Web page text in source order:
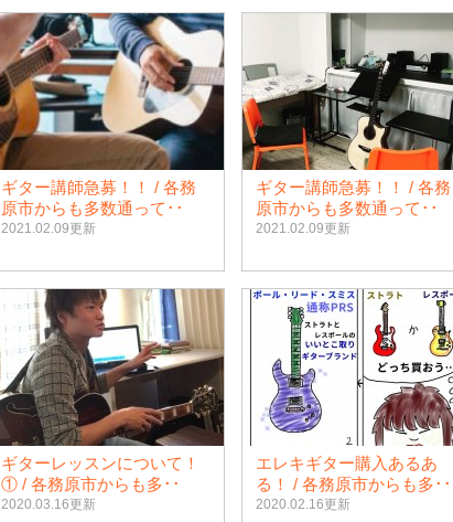
ギター講師急募！！ / 各務
原市からも多数通って･･
2021.02.09更新
ギター講師急募！！ / 各務
原市からも多数通って･･
2021.02.09更新
ギターレッスンについて！
① / 各務原市からも多･･
2020.03.16更新
エレキギター購入あるあ
る！ / 各務原市からも多･･
2020.02.16更新